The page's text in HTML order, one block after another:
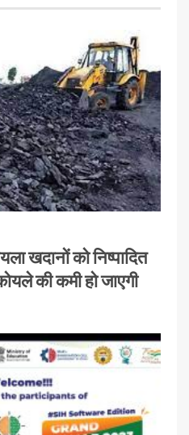
खदानों को निष्पादित
की कमी हो जाएगी